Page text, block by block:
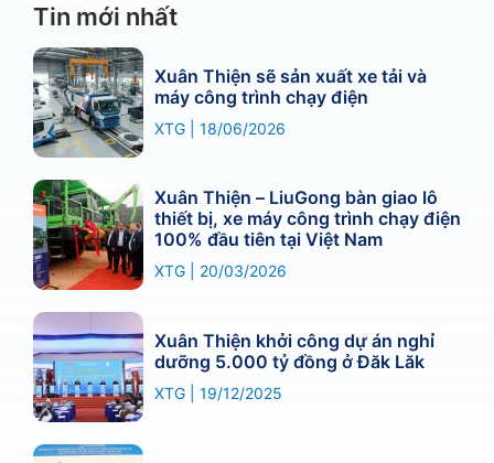
Tin mới nhất
Xuân Thiện sẽ sản xuất xe tải và
máy công trình chạy điện
XTG 18/06/2026
Xuân Thiện – LiuGong bàn giao lô
thiết bị, xe máy công trình chạy điện
100% đầu tiên tại Việt Nam
XTG 20/03/2026
Xuân Thiện khởi công dự án nghỉ
dưỡng 5.000 tỷ đồng ở Đăk Lăk
XTG 19/12/2025